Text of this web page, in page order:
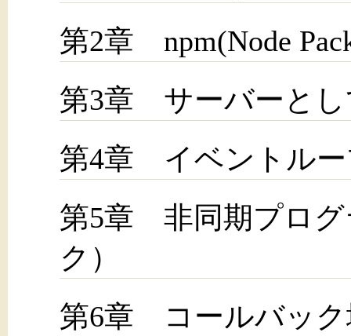
第2章 npm(Node
第3章 サーバーとし
第4章 イベントル
第5章 非同期プログ
ク）
第6章 コールバック